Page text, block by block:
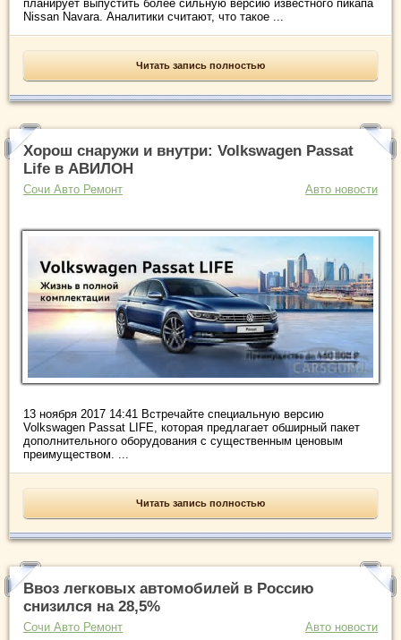
планирует выпустить более сильную версию известного пикапа
Nissan Navara. Аналитики считают, что такое ...
Читать запись полностью
Хорош снаружи и внутри: Volkswagen Passat
Life в АВИЛОН
Сочи Авто Ремонт Авто новости
13 ноября 2017 14:41 Встречайте специальную версию
Volkswagen Passat LIFE, которая предлагает обширный пакет
дополнительного оборудования с существенным ценовым
преимуществом. ...
Читать запись полностью
Ввоз легковых автомобилей в Россию
снизился на 28,5%
Сочи Авто Ремонт Авто новости